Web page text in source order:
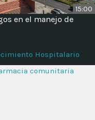
15:00
en el manejo de
Hospitalario